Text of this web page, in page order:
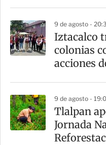
r
9 de agosto -
Iztacalco
colonias
acciones
9 de agosto -
Tlalpan
Jornada